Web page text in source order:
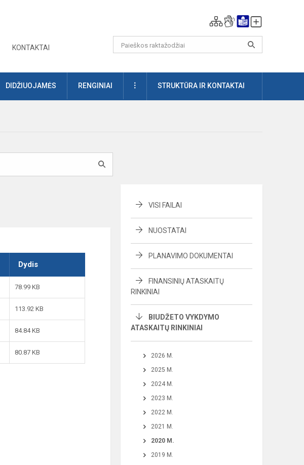
KONTAKTAI
DIDŽIUOJAMĖS RENGINIAI DAUGIAUSTRUKTŪRA IR KONTAKTAI
Dydis
78.99 KB
113.92 KB
84.84 KB
80.87 KB
VISI FAILAI
NUOSTATAI
PLANAVIMO DOKUMENTAI
FINANSINIŲ ATASKAITŲ
RINKINIAI
BIUDŽETO VYKDYMO
ATASKAITŲ RINKINIAI
2026 M.
2025 M.
2024 M.
2023 M.
2022 M.
2021 M.
2020 M.
2019 M.